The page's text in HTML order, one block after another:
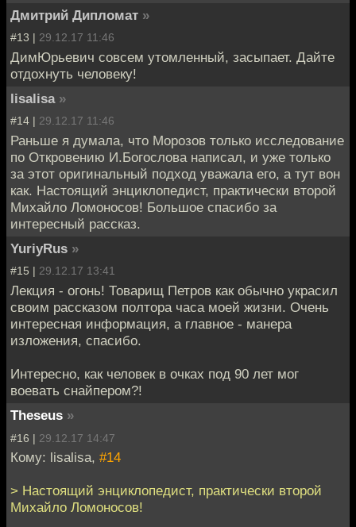
Дмитрий Дипломат »
#13 | 29.12.17 11:46
ДимЮрьевич совсем утомленный, засыпает. Дайте
отдохнуть человеку!
lisalisa »
#14 | 29.12.17 11:46
Раньше я думала, что Морозов только исследование
по Откровению И.Богослова написал, и уже только
за этот оригинальный подход уважала его, а тут вон
как. Настоящий энциклопедист, практически второй
Михайло Ломоносов! Большое спасибо за
интересный рассказ.
YuriyRus »
#15 | 29.12.17 13:41
Лекция - огонь! Товарищ Петров как обычно украсил
своим рассказом полтора часа моей жизни. Очень
интересная информация, а главное - манера
изложения, спасибо.
Интересно, как человек в очках под 90 лет мог
воевать снайпером?!
Theseus »
#16 | 29.12.17 14:47
Кому: lisalisa, #14
> Настоящий энциклопедист, практически второй
Михайло Ломоносов!